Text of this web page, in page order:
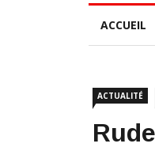
ACCUEIL
ACTUALITÉ